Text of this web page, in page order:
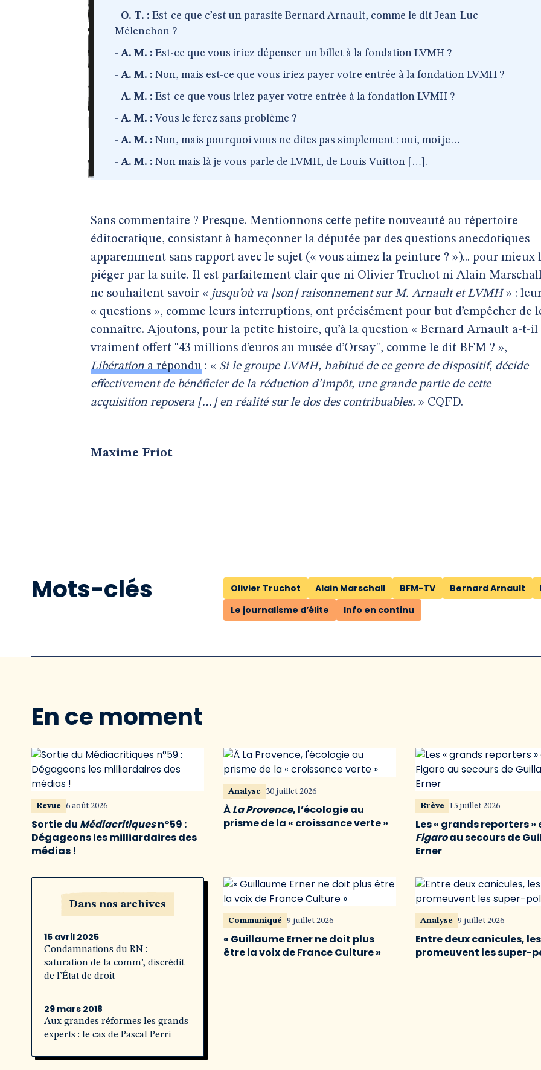
- O. T. : Est-ce que c’est un parasite Bernard Arnault, comme le dit Jean-Luc
Mélenchon ?
- A. M. : Est-ce que vous iriez dépenser un billet à la fondation LVMH ?
- A. M. : Non, mais est-ce que vous iriez payer votre entrée à la fondation LVMH ?
- A. M. : Est-ce que vous iriez payer votre entrée à la fondation LVMH ?
- A. M. : Vous le ferez sans problème ?
- A. M. : Non, mais pourquoi vous ne dites pas simplement : oui, moi je…
- A. M. : Non mais là je vous parle de LVMH, de Louis Vuitton […].
Sans commentaire ? Presque. Mentionnons cette petite nouveauté au répertoire
éditocratique, consistant à hameçonner la députée par des questions anecdotiques
apparemment sans rapport avec le sujet (« vous aimez la peinture ? »)... pour mieux
piéger par la suite. Il est parfaitement clair que ni Olivier Truchot ni Alain
ne souhaitent savoir « jusqu’où va [son] raisonnement sur M. Arnault et LVMH » :
« questions », comme leurs interruptions, ont précisément pour but d’empêcher de
connaître. Ajoutons, pour la petite histoire, qu’à la question « Bernard Arnault a-t-il
vraiment offert "43 millions d’euros au musée d’Orsay", comme le dit BFM ? »,
Libérationa répondu : « Si le groupe LVMH, habitué de ce genre de dispositif, décide
effectivement de bénéficier de la réduction d’impôt, une grande partie de cette
acquisition reposera […] en réalité sur le dos des contribuables. » CQFD.
Maxime Friot
Mots-clés Olivier Truchot Alain Marschall BFM-TV Bernard Arnault
Le journalisme d’élite
Info en continu
En ce moment
Revue 6 août 2026
Sortie du Médiacritiquesn°59 :
Dégageons les milliardaires des
médias !
Analyse 30 juillet 2026
ÀLa Provence, l’écologie au
prisme de la « croissance verte »
Brève 15 juillet 2026
Les « grands reporters »
Figaroau secours de
Erner
Dans nos archives
15 avril 2025
Condamnations du RN :
saturation de la comm’, discrédit
de l’État de droit
29 mars 2018
Aux grandes réformes les grands
experts : le cas de Pascal Perri
Communiqué 9 juillet 2026
« Guillaume Erner ne doit plus
être la voix de France Culture »
Analyse 9 juillet 2026
Entre deux canicules,
promeuvent les super-